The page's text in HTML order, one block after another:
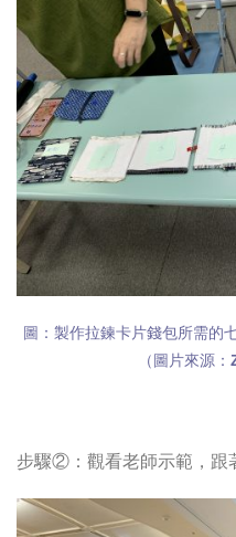
圖：製作拉鍊卡片錢包所需的
（圖片來源
步驟②：觀看老師示範，跟